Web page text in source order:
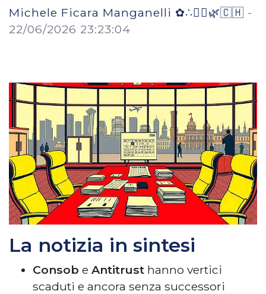
Michele Ficara Manganelli ✿∴♛🌿🇨🇭 -
22/06/2026 23:23:04
La notizia in sintesi
Consob e Antitrust hanno vertici
scaduti e ancora senza successori